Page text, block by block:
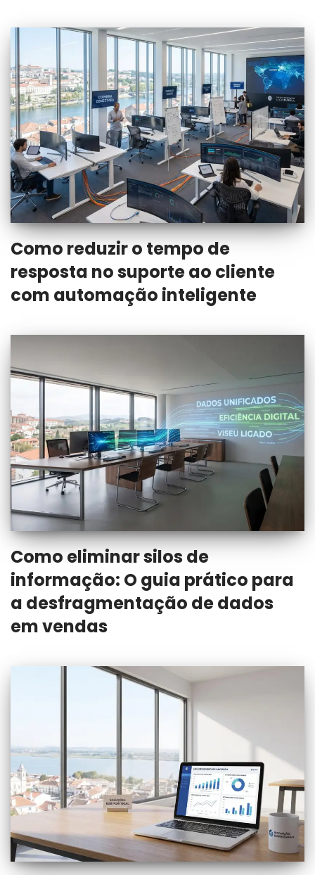
Como reduzir o tempo de
resposta no suporte ao cliente
com automação inteligente
Como eliminar silos de
informação: O guia prático para
a desfragmentação de dados
em vendas